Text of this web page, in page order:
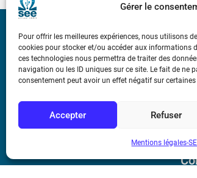
Gérer le
Pour offrir les meilleures expériences, nous utilisons
cookies pour stocker et/ou accéder aux informations
ces technologies nous permettra de traiter des
navigation ou les ID uniques sur ce site. Le fait de ne
consentement peut avoir un effet négatif sur
Accepter Refuser
Mentions légales-